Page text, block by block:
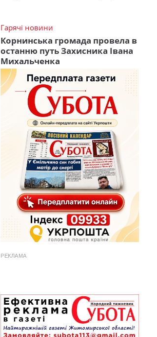
Гарячі новини
Корнинська громада провела в
останню путь Захисника Івана
Михальченка
РЕКЛАМА